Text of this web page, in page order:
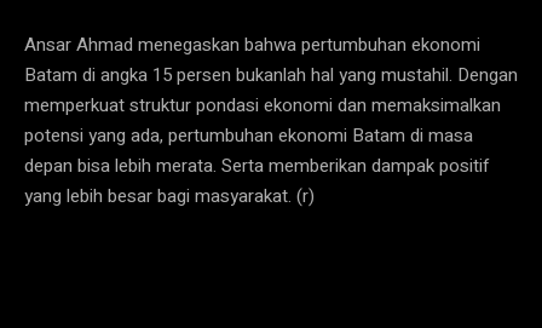
Ansar Ahmad menegaskan bahwa pertumbuhan ekonomi
Batam di angka 15 persen bukanlah hal yang mustahil. Dengan
memperkuat struktur pondasi ekonomi dan memaksimalkan
potensi yang ada, pertumbuhan ekonomi Batam di masa
depan bisa lebih merata. Serta memberikan dampak positif
yang lebih besar bagi masyarakat. (r)